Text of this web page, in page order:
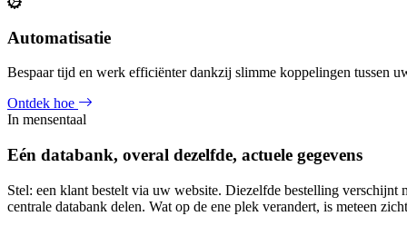
Automatisatie
Bespaar tijd en werk efficiënter dankzij slimme koppelingen tussen
Ontdek hoe
In mensentaal
Eén databank, overal dezelfde, actuele gegevens
Stel: een klant bestelt via uw website. Diezelfde bestelling
centrale databank delen. Wat op de ene plek verandert, is meteen